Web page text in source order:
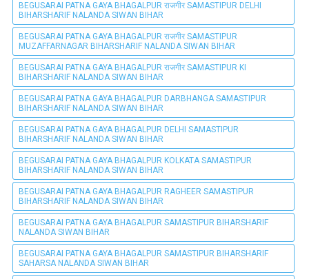
BEGUSARAI PATNA GAYA BHAGALPUR राजगीर SAMASTIPUR DELHI
BIHARSHARIF NALANDA SIWAN BIHAR
BEGUSARAI PATNA GAYA BHAGALPUR राजगीर SAMASTIPUR
MUZAFFARNAGAR BIHARSHARIF NALANDA SIWAN BIHAR
BEGUSARAI PATNA GAYA BHAGALPUR राजगीर SAMASTIPUR KI
BIHARSHARIF NALANDA SIWAN BIHAR
BEGUSARAI PATNA GAYA BHAGALPUR DARBHANGA SAMASTIPUR
BIHARSHARIF NALANDA SIWAN BIHAR
BEGUSARAI PATNA GAYA BHAGALPUR DELHI SAMASTIPUR
BIHARSHARIF NALANDA SIWAN BIHAR
BEGUSARAI PATNA GAYA BHAGALPUR KOLKATA SAMASTIPUR
BIHARSHARIF NALANDA SIWAN BIHAR
BEGUSARAI PATNA GAYA BHAGALPUR RAGHEER SAMASTIPUR
BIHARSHARIF NALANDA SIWAN BIHAR
BEGUSARAI PATNA GAYA BHAGALPUR SAMASTIPUR BIHARSHARIF
NALANDA SIWAN BIHAR
BEGUSARAI PATNA GAYA BHAGALPUR SAMASTIPUR BIHARSHARIF
SAHARSA NALANDA SIWAN BIHAR